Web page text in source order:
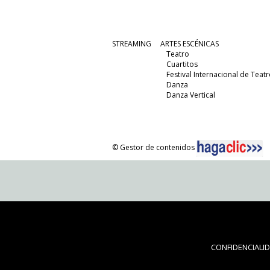
STREAMING
ARTES ESCÉNICAS
Teatro
Cuartitos
Festival Internacional de
Danza
Danza Vertical
© Gestor de contenidos